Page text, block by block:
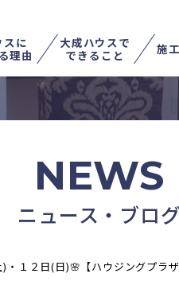
スに
理由
大成ハウスで
できること
施
土地を探す
NEWS
ニュース・ブログ
・１２日(日)🌸【ハウジングプラ